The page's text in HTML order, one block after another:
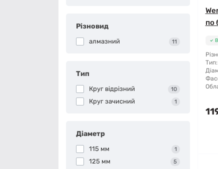
Різновид
алмазний 11
Тип
Круг відрізний 10
Круг зачисний 1
Діаметр
115 мм 1
125 мм 5
по
Тип: